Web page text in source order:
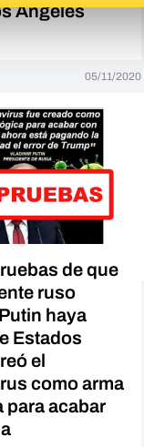
Ángeles
05/11/2020
de que
ruso
haya
Estados
el
como arma
para acabar